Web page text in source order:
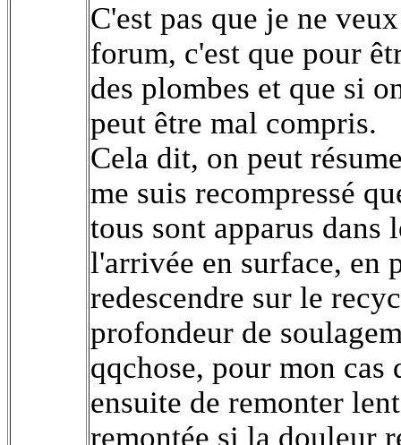
C'est pas que je ne
forum, c'est que pour
des plombes et que si
peut être mal compris.
Cela dit, on peut
me suis recompressé
tous sont apparus dans
l'arrivée en surface, en
redescendre sur le
profondeur de
qqchose, pour mon cas
ensuite de remonter
remontée si la douleur